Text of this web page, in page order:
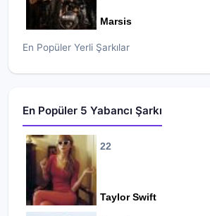
Marsis
En Popüler Yerli Şarkılar
En Popüler 5 Yabancı Şarkı
22
Taylor Swift